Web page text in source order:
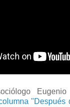
"Después